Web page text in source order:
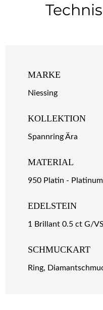
MARKE
Niessing
KOLLEKTION
Spannring Ära
MATERIAL
950 Platin - Platinum
EDELSTEIN
1 Brillant 0.5 ct G/
SCHMUCKART
Ring,